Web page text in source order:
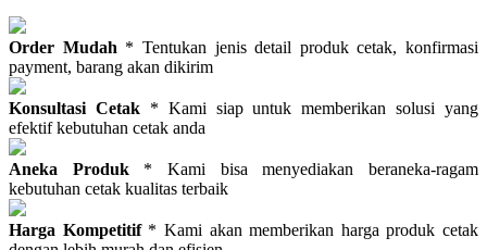
Order Mudah * Tentukan jenis detail produk cetak, konfirmasi
payment, barang akan dikirim
Konsultasi Cetak* Kami siap untuk memberikan solusi yang
efektif kebutuhan cetak anda
Aneka Produk * Kami bisa menyediakan beraneka-ragam
kebutuhan cetak kualitas terbaik
Harga Kompetitif* Kami akan memberikan harga produk cetak